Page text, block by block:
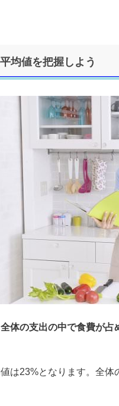
均値を把握しよう
体の支出の中で食費が
は23%となります。全体